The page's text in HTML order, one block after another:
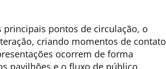
principais pontos de circulação, o
criando momentos de contato
ocorrem de forma
pavilhões e o fluxo de público.